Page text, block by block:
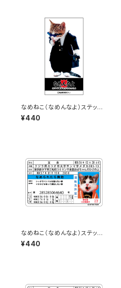
なめねこ（なめんなよ）ステッカ
ー B-16
¥440
なめねこ（なめんなよ）ステッカ
ー D-1
¥440